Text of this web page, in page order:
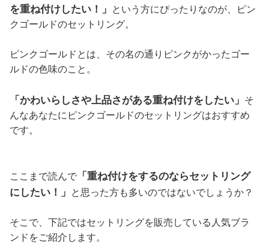
を重ね付けしたい！」 という方にぴったりなのが、ピン
クゴールドのセットリング。
ピンクゴールドとは、その名の通りピンクがかったゴー
ルドの色味のこと。
「かわいらしさや上品さがある重ね付けをしたい」 そ
んなあなたにピンクゴールドのセットリングはおすすめ
です。
ここまで読んで 「重ね付けをするのならセットリング
にしたい！」 と思った方も多いのではないでしょうか？
そこで、下記ではセットリングを販売している人気ブラ
ンドをご紹介します。